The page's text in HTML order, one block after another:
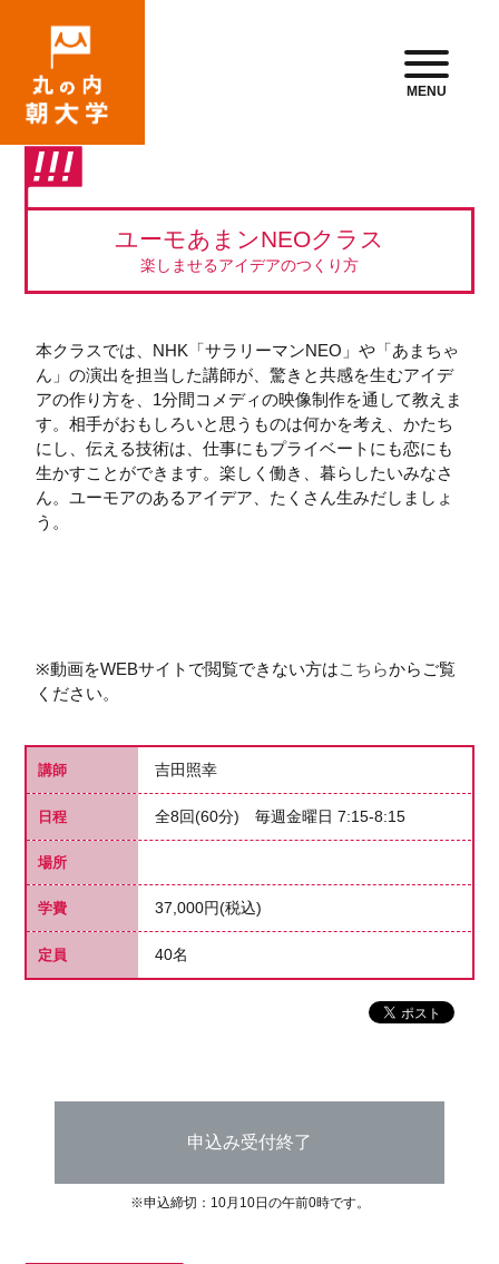
MENU
ユーモあまンNEOクラス
楽しませるアイデアのつくり方
本クラスでは、NHK「サラリーマンNEO」や「あまちゃ
ん」の演出を担当した講師が、驚きと共感を生むアイデ
アの作り方を、1分間コメディの映像制作を通して教えま
す。相手がおもしろいと思うものは何かを考え、かたち
にし、伝える技術は、仕事にもプライベートにも恋にも
生かすことができます。楽しく働き、暮らしたいみなさ
ん。ユーモアのあるアイデア、たくさん生みだしましょ
う。
※動画をWEBサイトで閲覧できない方はこちらからご覧
ください。
講師 吉田照幸
日程 全8回(60分) 毎週金曜日 7:15-8:15
場所
学費 37,000円(税込)
定員 40名
申込み受付終了
※申込締切：10月10日の午前0時です。